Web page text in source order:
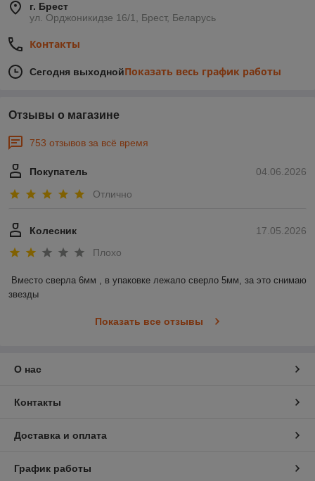
г. Брест
ул. Орджоникидзе 16/1, Брест, Беларусь
Контакты
Сегодня выходнойПоказать весь график работы
Отзывы о магазине
753 отзывов за всё время
04.06.2026
Покупатель
Отлично
17.05.2026
Колесник
Плохо
Вместо сверла 6мм , в упаковке лежало сверло 5мм, за это снимаю
звезды
Показать все отзывы
О нас
Контакты
Доставка и оплата
График работы